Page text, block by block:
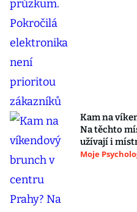
Kam na
Na těchto
užívají i
Moje